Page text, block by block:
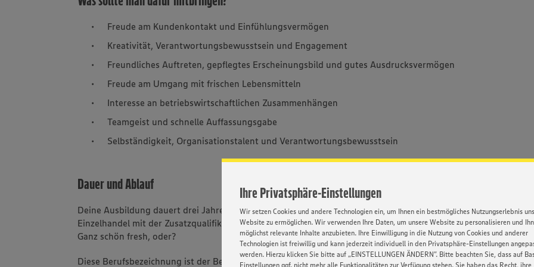
Ihre Privatsphäre-Einstellungen
Wir setzen Cookies und andere Technologien ein, um Ihnen ein bestmögliches Nutzungserlebnis
Website zu ermöglichen. Wir verwenden Ihre Daten, um unsere Website zu personalisieren und
möglichst relevante Inhalte anzubieten. Ihre Einwilligung in die Nutzung von Cookies und anderer
Technologien ist freiwillig und kann jederzeit individuell in den Privatsphäre-Einstellungen
werden. Hierzu klicken Sie bitte auf „EINSTELLUNGEN ÄNDERN”. Bitte beachten Sie, dass auf
Einstellungen ggf. nicht mehr alle Funktionalitäten zur Verfügung stehen. Sie haben das Recht, ihre
Freude am Kundenkontakt und Einfühlungsvermögen
Kreativität, Verantwortungsbewusstsein und Engagement
Freundliches Auftreten, gepflegtes Erscheinungsbild und gutes Ausdrucksvermögen
Freude am Umgang mit frischen Lebensmitteln
Interesse an betriebswirtschaftlichen Zusammenhängen
Teamgeist und schnelle Auffassungsgabe
Selbständigkeit, Organisationstalent und Verantwortungsbewusstsein
Dauer und Ablauf
Deine Ausbildung dauert drei Jahre. Nach bestandener Prüfung bist du Kaufmann im
Einzelhandel mit der Zusatzqualifikation zum zertifizierten Frischespezialisten (IHK) (m/w/d).
Ganz schön fresh, oder?
Diese Berufsbezeichnung ist der Beweis, dass du in den frische- und serviceorientierten